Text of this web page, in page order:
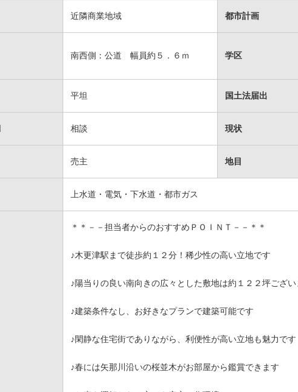
近隣商業地域 都市計画
南西側：公道 幅員約５．６ｍ 学区
平坦 国土法届出
相談 現状
売主 地目
上水道・電気・下水道・都市ガス
＊＊－－担当者からのおすすめＰＯＩＮＴ－－＊＊
♪木更津駅まで徒歩約１２分！稀少性の高い立地です
♪陽当りの良い南向きの広々とした敷地は約１２２坪ござい
♪建築条件なし、お好きなプランで建築可能です
♪閑静な住宅街でありながら、利便性が高い立地も魅力です
♪春には矢那川沿いの桜並木がお部屋から鑑賞できます